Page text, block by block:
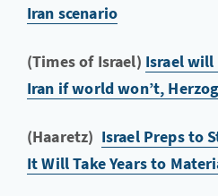
Iran scenario
(Times of Israel) Israel
Iran if world won’t,
(Haaretz) Israel Preps to
It Will Take Years to